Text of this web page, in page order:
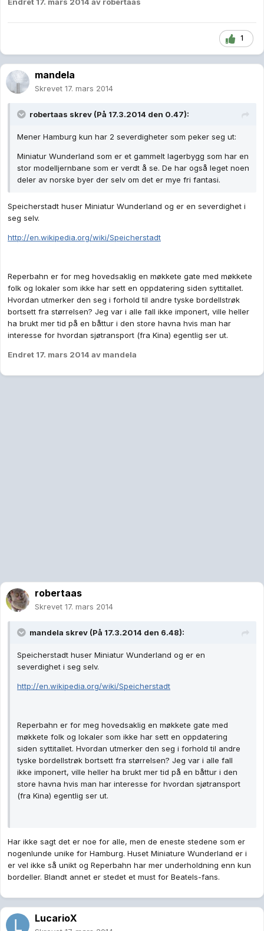
1
mandela
Skrevet 17. mars 2014
robertaas skrev (På 17.3.2014 den 0.47):
Mener Hamburg kun har 2 severdigheter som peker seg ut:
Miniatur Wunderland som er et gammelt lagerbygg som har en
stor modelljernbane som er verdt å se. De har også leget noen
deler av norske byer der selv om det er mye fri fantasi.
Speicherstadt huser Miniatur Wunderland og er en severdighet i
seg selv.
http://en.wikipedia.org/wiki/Speicherstadt
Reperbahn er for meg hovedsaklig en møkkete gate med møkkete
folk og lokaler som ikke har sett en oppdatering siden syttitallet.
Hvordan utmerker den seg i forhold til andre tyske bordellstrøk
bortsett fra størrelsen? Jeg var i alle fall ikke imponert, ville heller
ha brukt mer tid på en båttur i den store havna hvis man har
interesse for hvordan sjøtransport (fra Kina) egentlig ser ut.
Endret 17. mars 2014 av mandela
robertaas
Skrevet 17. mars 2014
mandela skrev (På 17.3.2014 den 6.48):
Speicherstadt huser Miniatur Wunderland og er en
severdighet i seg selv.
http://en.wikipedia.org/wiki/Speicherstadt
Reperbahn er for meg hovedsaklig en møkkete gate med
møkkete folk og lokaler som ikke har sett en oppdatering
siden syttitallet. Hvordan utmerker den seg i forhold til andre
tyske bordellstrøk bortsett fra størrelsen? Jeg var i alle fall
ikke imponert, ville heller ha brukt mer tid på en båttur i den
store havna hvis man har interesse for hvordan sjøtransport
(fra Kina) egentlig ser ut.
Har ikke sagt det er noe for alle, men de eneste stedene som er
nogenlunde unike for Hamburg. Huset Miniature Wunderland er i
er vel ikke så unikt og Reperbahn har mer underholdning enn kun
bordeller. Blandt annet er stedet et must for Beatels-fans.
LucarioX